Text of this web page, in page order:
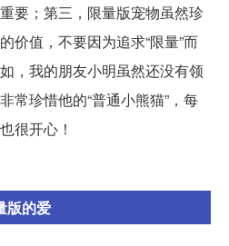
要；第三，限量版宠物虽然珍
价值，不要因为追求“限量”而
，我的朋友小明虽然还没有领
常珍惜他的“普通小熊猫”，每
很开心！
版的爱